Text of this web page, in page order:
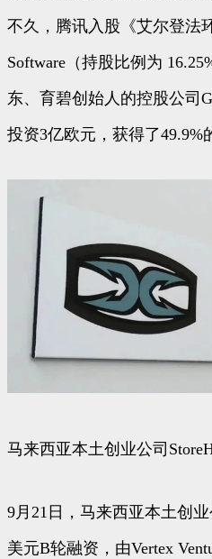
不久，腾讯入股《艾尔登法
Software（持股比例为
东、育碧创始人的控股公司
投资3亿欧元，获得了49.9%
马来西亚本土创业公司
9月21日，马来西亚本土创
美元B轮融资，由Vertex